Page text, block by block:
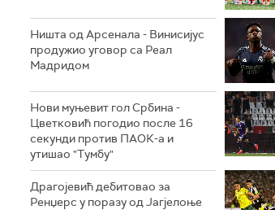
Ништа од Арсенала - Винисијус
продужио уговор са Реал
Мадридом
Нови муњевит гол Србина -
Цветковић погодио после 16
секунди против ПАОК-а и
утишао "Тумбу"
Драгојевић дебитовао за
Ренџерс у поразу од Јагјелоње